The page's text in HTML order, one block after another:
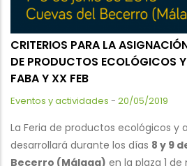
CRITERIOS PARA LA
DE PRODUCTOS ECOLÓGICOS
FABA Y XX FEB
Eventos y actividades - 20/05/2019
La Feria de productos ecológicos y
desarrollará durante los días 8 y 9
Becerro (Málaga) en la plaza 1